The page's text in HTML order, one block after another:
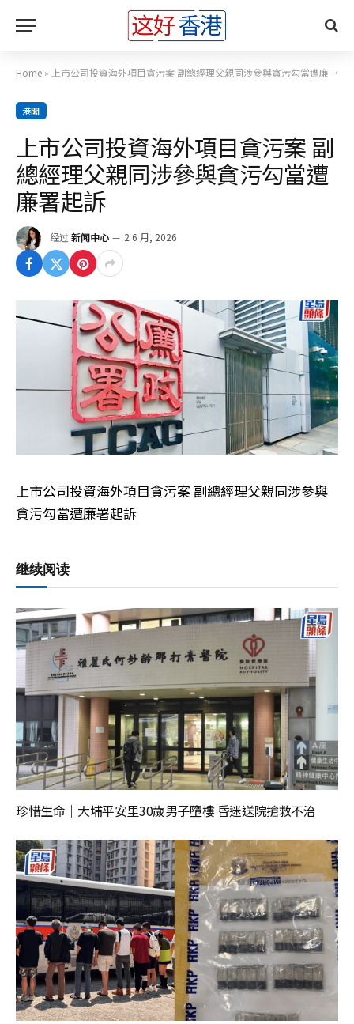
Home » 上市公司投資海外項目貪污案 副總經理父親同涉參與貪污勾當遭廉署起訴
港聞
上市公司投資海外項目貪污案 副
總經理父親同涉參與貪污勾當遭
廉署起訴
经过 新闻中心 2 6 月, 2026
上市公司投資海外項目貪污案 副總經理父親同涉參與
貪污勾當遭廉署起訴
继续阅读
珍惜生命｜大埔平安里30歲男子墮樓 昏迷送院搶救不治